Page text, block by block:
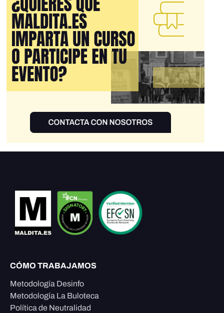
CÓMO TRABAJAMOS
Metodología Desinfo
Metodología La Buloteca
Política de Neutralidad